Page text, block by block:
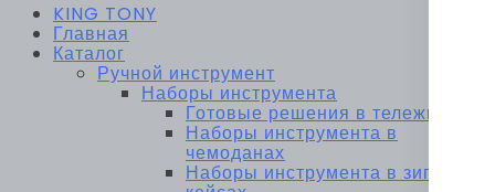
KING TONY
Главная
Каталог
Ручной инструмент
Наборы инструмента
Готовые решения в тележках
Наборы инструмента в
чемоданах
Наборы инструмента в зип-